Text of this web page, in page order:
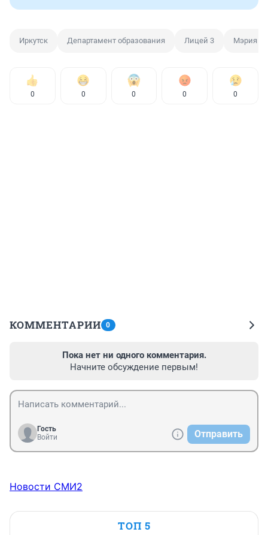
Иркутск Департамент образования Лицей 3 Мэрия
0 0 0 0 0
КОММЕНТАРИИ 0
Пока нет ни одного комментария.
Начните обсуждение первым!
Гость
Войти
Отправить
Новости СМИ2
ТОП 5